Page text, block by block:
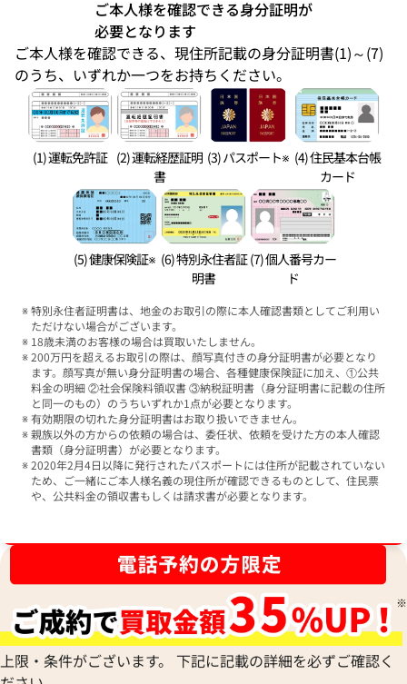
ご本人様を確認できる身分証明が
必要となります
ご本人様を確認できる、現住所記載の身分証明書(1)～(7)
のうち、いずれか一つをお持ちください。
(1) 運転免許証 (2) 運転経歴証明
書
(3) パスポート※ (4) 住民基本台帳
カード
(5) 健康保険証※ (6) 特別永住者証
明書
(7) 個人番号カー
ド
特別永住者証明書は、地金のお取引の際に本人確認書類としてご利用い
ただけない場合がございます。
18歳未満のお客様の場合は買取いたしません。
200万円を超えるお取引の際は、顔写真付きの身分証明書が必要となり
ます。顔写真が無い身分証明書の場合、各種健康保険証に加え、①公共
料金の明細 ②社会保険料領収書 ③納税証明書（身分証明書に記載の住所
と同一のもの）のうちいずれか1点が必要となります。
有効期限の切れた身分証明書はお取り扱いできません。
親族以外の方からの依頼の場合は、委任状、依頼を受けた方の本人確認
書類（身分証明書）が必要となります。
2020年2月4日以降に発行されたパスポートには住所が記載されていない
ため、ご一緒にご本人様名義の現住所が確認できるものとして、住民票
や、公共料金の領収書もしくは請求書が必要となります。
上限・条件がございます。 下記に記載の詳細を必ずご確認く